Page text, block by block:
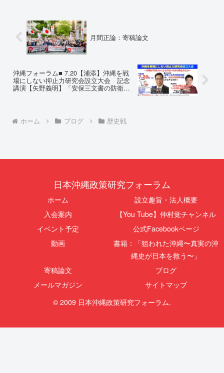
う根拠のない違法運用の指摘と条
例運用の停止を求める陳情...
月間正論：寄稿論文
沖縄フォーラム■ 7.20【浦添】沖縄を戦
場にしない抑止力研究会設立大会 記念
講演【矢野義明】「安保三文書の防衛体
ホーム
ブログ 歴史戦
日本沖縄政策研究フォーラム
ホーム
設立趣旨・法人概要
入会案内
【You Tube】仲村覚チャンネル
イベント予定
公式Facebookページ
動画
書籍：「狙われた沖縄〜真実の沖
縄史が日本を救う〜」
寄稿論文
ブログ
メールマガジン
サイトマップ
© 2009 日本沖縄政策研究フォーラム.